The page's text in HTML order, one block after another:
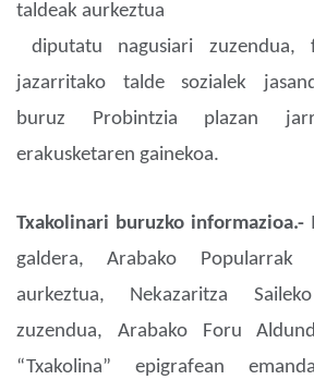
taldeak aurkeztua
diputatu nagusiari zuzendua,
jazarritako talde sozialek
buruz Probintzia plazan
erakusketaren gainekoa.
Txakolinari buruzko informazioa.-
galdera, Arabako Popularrak
aurkeztua, Nekazaritza
zuzendua, Arabako Foru
“Txakolina” epigrafean